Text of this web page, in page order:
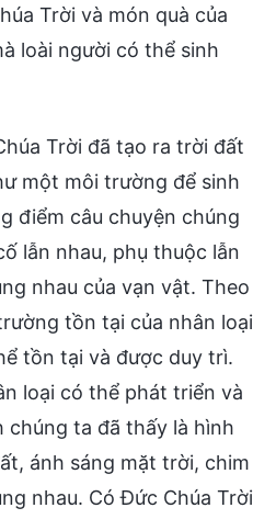
Trời và món quà của
loài người có thể sinh
Trời đã tạo ra trời đất
một môi trường để sinh
điểm câu chuyện chúng
lẫn nhau, phụ thuộc lẫn
nhau của vạn vật. Theo
tồn tại của nhân loại
tồn tại và được duy trì.
loại có thể phát triển và
chúng ta đã thấy là hình
ánh sáng mặt trời, chim
nhau. Có Đức Chúa Trời